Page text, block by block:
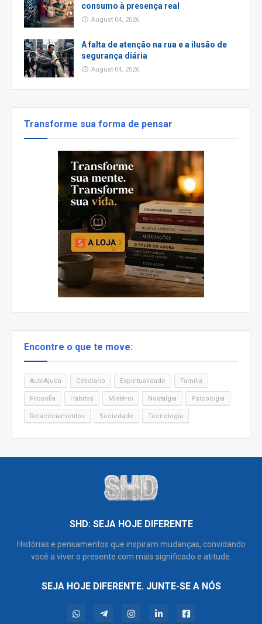
consumo à presença real
August 04, 2026
A falta de atenção na rua e a ilusão de
segurança diária
August 04, 2026
Transforme sua forma de pensar
Encontre o que te move:
AutoAjuda Cotidiano Espiritualidade Família
Filosofia Hábitos Mistério Nostalgia Psicologia
Relacionamentos Sociedade Tecnologia
SHD: SEJA HOJE DIFERENTE
Histórias e pensamentos que inspiram mudanças, convidando
você a viver o presente com mais significado e atitude.
SEJA HOJE DIFERENTE. JUNTE-SE A NÓS